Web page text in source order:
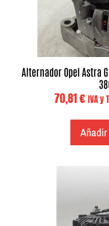
Alternador Opel Astra
70,81€ IVA y